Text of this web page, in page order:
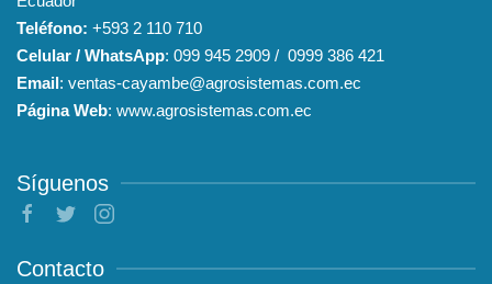
Teléfono: +593 2 110 710
Celular / WhatsApp: 099 945 2909 / 0999 386 421
Email: ventas-cayambe@agrosistemas.com.ec
Página Web: www.agrosistemas.com.ec
Síguenos
Contacto